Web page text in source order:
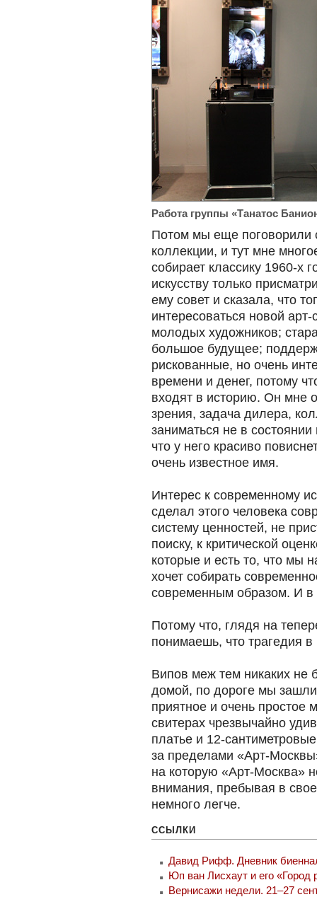
Работа группы «Танатос
Потом мы еще поговорили
коллекции, и тут мне
собирает классику 1960-х
искусству только
ему совет и сказала, что
интересоваться новой
молодых художников;
большое будущее;
рискованные, но очень
времени и денег, потому
входят в историю. Он мне
зрения, задача дилера,
заниматься не в
что у него красиво
очень известное имя.
Интерес к современному
сделал этого человека
систему ценностей, не
поиску, к критической
которые и есть то, что мы
хочет собирать
современным образом. И в
Потому что, глядя на
понимаешь, что трагедия
Випов меж тем никаких не
домой, по дороге мы
приятное и очень простое
свитерах чрезвычайно
платье и 12-
за пределами «Арт-
на которую «Арт-Москва»
внимания, пребывая в
немного легче.
ССЫЛКИ
Давид Рифф. Дневник
Юп ван Лисхаут и его «Город
Вернисажи недели. 21–27